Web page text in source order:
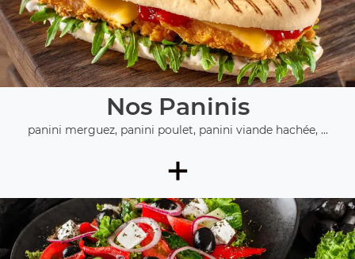
Nos Paninis
panini merguez, panini poulet, panini viande hachée, ...
+